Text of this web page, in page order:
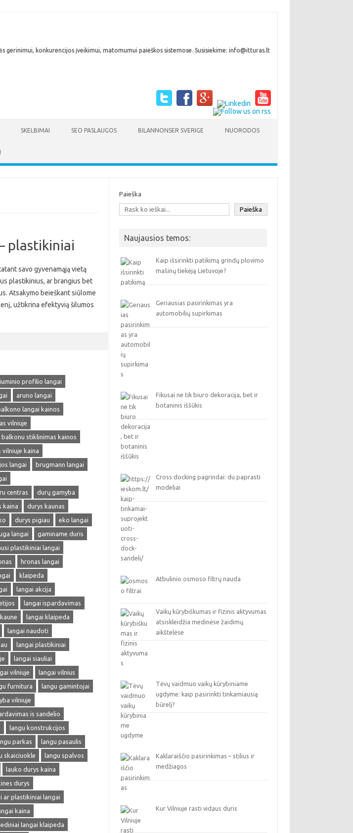
gerinimui, konkurencijos įveikimui, matomumui paieškos sistemose. Susisiekime: info@itturas.lt
SKELBIMAI SEO PASLAUGOS BILANNONSER SVERIGE NUORODOS
plastikiniai
savo gyvenamąją vietą
plastikinius, ar brangius bet
Atsakymo beieškant siūlome
užtikrina efektyvią šilumos
profilio langai
aruno langai
langai kainos
vilniuje
balkonu stiklinimas kainos
vilniuje kaina
langai
brugmann langai
centras
durų gamyba
kaina
durys kaunas
durys pigiau
eko langai
langai
gaminame duris
plastikiniai langai
hronas langai
klaipeda
langai akcija
langai ispardavimas
langai klaipeda
langai naudoti
langai plastikiniai
langai siauliai
vilniuje
langai vilnius
furnitura
langu gamintojai
vilniuje
is sandelio
langu konstrukcijos
parkas
langu pasaulis
skaiciuokle
langu spalvos
lauko durys kaina
durys
ar plastikiniai langai
kaina
langai klaipeda
Paieška
Paieška
Naujausios temos:
Kaip išsirinkti patikimą grindų plovimo
mašinų tiekėją Lietuvoje?
Geriausias pasirinkimas yra
automobilių supirkimas
Fikusai ne tik biuro dekoracija, bet ir
botaninis iššūkis
Cross docking pagrindai: du paprasti
modeliai
Atbulinio osmoso filtrų nauda
Vaikų kūrybiškumas ir fizinis aktyvumas
atsiskleidžia medinėse žaidimų
aikštelėse
Tėvų vaidmuo vaikų kūrybiniame
ugdyme: kaip pasirinkti tinkamiausią
būrelį?
Kaklaraiščio pasirinkimas – stilius ir
medžiagos
Kur Vilniuje rasti vidaus duris